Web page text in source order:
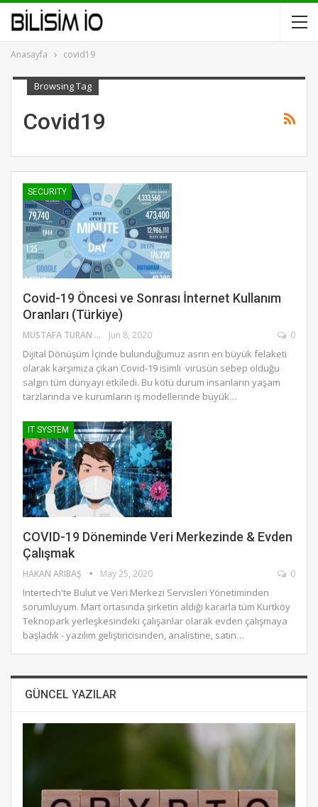
Anasayfa covid19
Browsing Tag
Covid19
SECURITY
Covid-19 Öncesi ve Sonrası İnternet Kullanım
Oranları (Türkiye)
MUSTAFA TURAN Jun 8, 2020 0
Dijital Dönüşüm İçinde bulunduğumuz asrın en büyük felaketi
olarak karşımıza çıkan Covid-19 isimli virüsün sebep olduğu
salgın tüm dünyayı etkiledi. Bu kötü durum insanların yaşam
tarzlarında ve kurumların iş modellerinde büyük…
IT SYSTEM
COVID-19 Döneminde Veri Merkezinde & Evden
Çalışmak
HAKAN ARIBAŞ May 25, 2020 0
Intertech'te Bulut ve Veri Merkezi Servisleri Yönetiminden
sorumluyum. Mart ortasında şirketin aldığı kararla tüm Kurtköy
Teknopark yerleşkesindeki çalışanlar olarak evden çalışmaya
başladık - yazılım geliştiricisinden, analistine, satın…
GÜNCEL YAZILAR